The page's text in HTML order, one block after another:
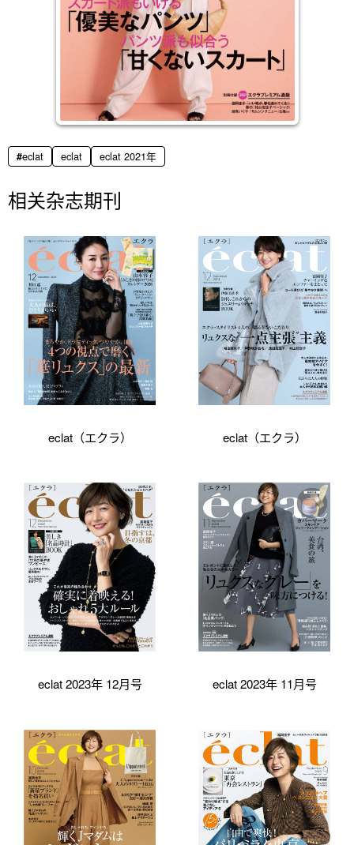
eclat eclat eclat 2021年
相关杂志期刊
eclat（エクラ） eclat（エクラ）
eclat 2023年 12月号 eclat 2023年 11月号